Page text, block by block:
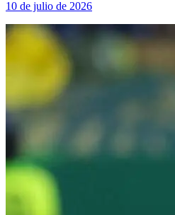
10 de julio de 2026